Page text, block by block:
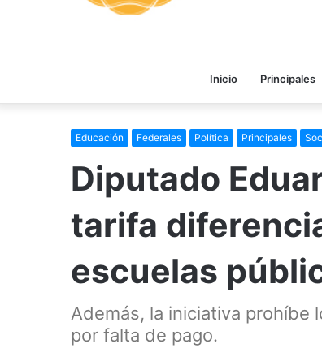
Inicio Principales
Educación Federales Política Principales
Diputado
tarifa
escuelas
Además, la iniciativa
por falta de pago.